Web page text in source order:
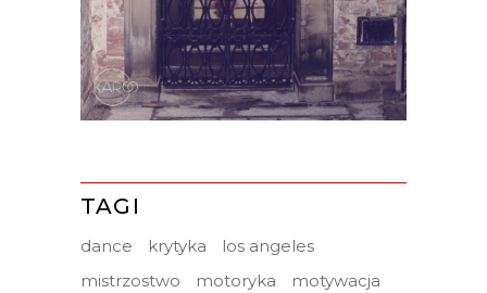
TAGI
dance krytyka
los angeles
mistrzostwo
motoryka
motywacja